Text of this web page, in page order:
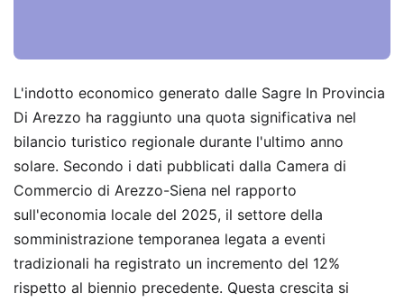
L'indotto economico generato dalle Sagre In Provincia
Di Arezzo ha raggiunto una quota significativa nel
bilancio turistico regionale durante l'ultimo anno
solare. Secondo i dati pubblicati dalla Camera di
Commercio di Arezzo-Siena nel rapporto
sull'economia locale del 2025, il settore della
somministrazione temporanea legata a eventi
tradizionali ha registrato un incremento del 12%
rispetto al biennio precedente. Questa crescita si